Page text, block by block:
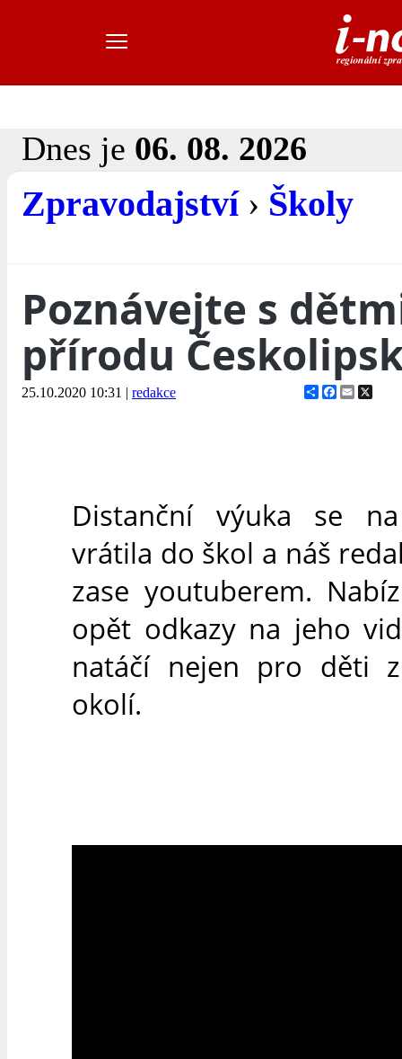
Dnes je 06. 08. 2026
Zpravodajství› Školy
Poznávejte s
přírodu
25.10.2020 10:31 | redakce ShareFacebook
Email
Distanční výuka se
vrátila do škol a náš
zase youtuberem.
opět odkazy na jeho
natáčí nejen pro děti
okolí.